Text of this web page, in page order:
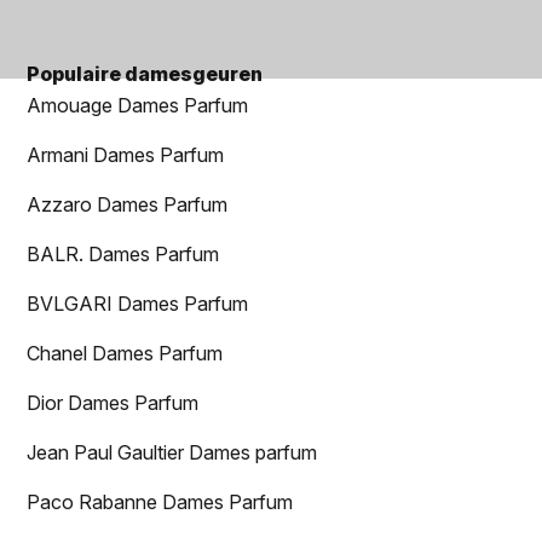
Populaire damesgeuren
Amouage Dames Parfum
Armani Dames Parfum
Azzaro Dames Parfum
BALR. Dames Parfum
BVLGARI Dames Parfum
Chanel Dames Parfum
Dior Dames Parfum
Jean Paul Gaultier Dames parfum
Paco Rabanne Dames Parfum